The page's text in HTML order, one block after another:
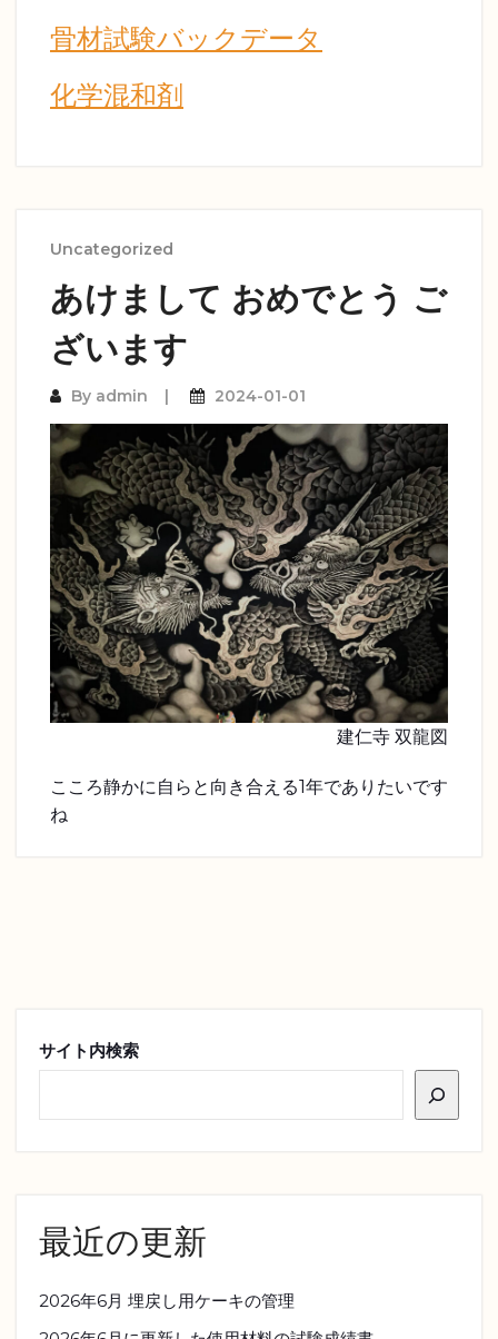
骨材試験バックデータ
化学混和剤
Uncategorized
あけまして おめでとう ご
ざいます
By admin 2024-01-01
建仁寺 双龍図
こころ静かに自らと向き合える1年でありたいです
ね
サイト内検索
最近の更新
2026年6月 埋戻し用ケーキの管理